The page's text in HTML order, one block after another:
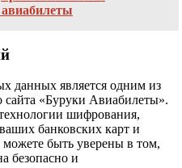
данных является одним из
сайта «Буруки Авиабилеты».
шифрования,
банковских карт и
быть уверены в том,
безопасно и